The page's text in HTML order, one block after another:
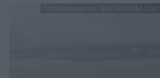
fot.Bundesarchiv, Bild 101I-244-